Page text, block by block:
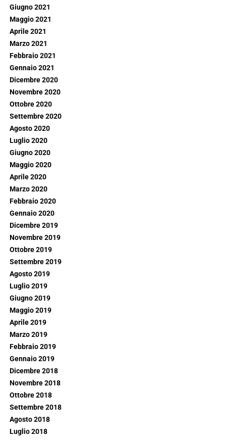
Giugno 2021
Maggio 2021
Aprile 2021
Marzo 2021
Febbraio 2021
Gennaio 2021
Dicembre 2020
Novembre 2020
Ottobre 2020
Settembre 2020
Agosto 2020
Luglio 2020
Giugno 2020
Maggio 2020
Aprile 2020
Marzo 2020
Febbraio 2020
Gennaio 2020
Dicembre 2019
Novembre 2019
Ottobre 2019
Settembre 2019
Agosto 2019
Luglio 2019
Giugno 2019
Maggio 2019
Aprile 2019
Marzo 2019
Febbraio 2019
Gennaio 2019
Dicembre 2018
Novembre 2018
Ottobre 2018
Settembre 2018
Agosto 2018
Luglio 2018